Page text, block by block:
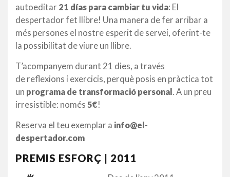
autoeditar 21 días para cambiar tu vida: El
despertador fet llibre! Una manera de fer arribar a
més persones el nostre esperit de servei, oferint-te
la possibilitat de viure un llibre.
T’acompanyem durant 21 dies, a través
de reflexions i exercicis, perquè posis en pràctica tot
un programa de transformació personal. A un preu
irresistible: només 5€!
Reserva el teu exemplar a info@el-
despertador.com
PREMIS ESFORÇ | 2011